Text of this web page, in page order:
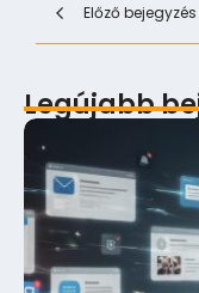
Előző bejegyzés
Legújabb